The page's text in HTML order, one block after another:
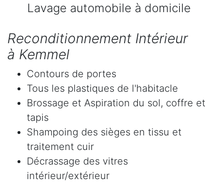
Lavage automobile à domicile
Reconditionnement Intérieur
à Kemmel
Contours de portes
Tous les plastiques de l'habitacle
Brossage et Aspiration du sol, coffre et
tapis
Shampoing des sièges en tissu et
traitement cuir
Décrassage des vitres
intérieur/extérieur